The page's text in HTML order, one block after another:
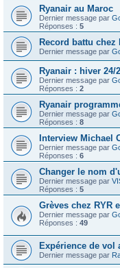
Ryanair au Maroc
Dernier message par
Réponses : 5
Record battu
Dernier message par
Ryanair : hiver 24/
Dernier message par
Réponses : 2
Ryanair
Dernier message par
Réponses : 8
Interview Michael
Dernier message par
Réponses : 6
Changer le nom
Dernier message par
Réponses : 5
Grèves chez RYR
Dernier message par
Réponses : 49
Expérience de vol
Dernier message par